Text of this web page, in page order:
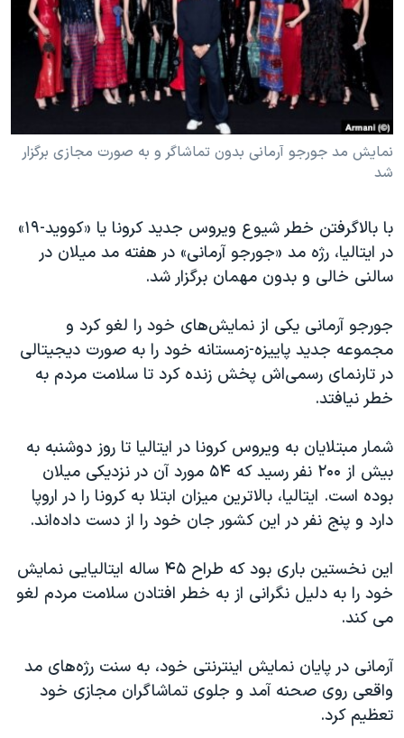
فرهنگ و زندگی
حقوق شهروندی
اقتصادی
اسرائیل در جنگ
مستندها
انتخابات ریاست جمهوری آمریکا ۲۰۲۴
حمله جمهوری اسلامی به اسرائیل
ورزش زنان در ایران
تریبونال مردمی آبان ۹۸
دادگاه حمید نوری
قانون شفافیت دارائی کادر رهبری ایران
اعتراضات مردمی آبان ۹۸
اسرائیل در جنگ
نرگس محمدی برنده جایزه نوبل صلح
همایش محافظه‌کاران آمریکا «سی‌پک»
صفحه‌های ویژه
دنبال کنید
زبانهای مختلف
نمایش مد جورجو آرمانی بدون تماشاگر و به صورت مجازی برگزار
شد
با بالاگرفتن خطر شیوع ویروس جدید کرونا یا «کووید-۱۹»
در ایتالیا، رژه مد «جورجو آرمانی» در هفته مد میلان در
سالنی خالی و بدون مهمان برگزار شد.
جورجو آرمانی یکی از نمایش‌های خود را لغو کرد و
مجموعه جدید پاییزه-زمستانه خود را به صورت دیجیتالی
در تارنمای رسمی‌اش پخش زنده کرد تا سلامت مردم به
خطر نیافتد.
شمار مبتلایان به ویروس کرونا در ایتالیا تا روز دوشنبه به
بیش از ۲۰۰ نفر رسید که ۵۴ مورد آن در نزدیکی میلان
بوده است. ایتالیا، بالاترین میزان ابتلا به کرونا را در اروپا
دارد و پنج نفر در این کشور جان خود را از دست داده‌اند.
این نخستین باری بود که طراح ۴۵ ساله ایتالیایی نمایش
خود را به دلیل نگرانی از به خطر افتادن سلامت مردم لغو
می کند.
آرمانی در پایان نمایش اینترنتی خود، به سنت رژه‌های مد
واقعی روی صحنه آمد و جلوی تماشاگران مجازی خود
تعظیم کرد.